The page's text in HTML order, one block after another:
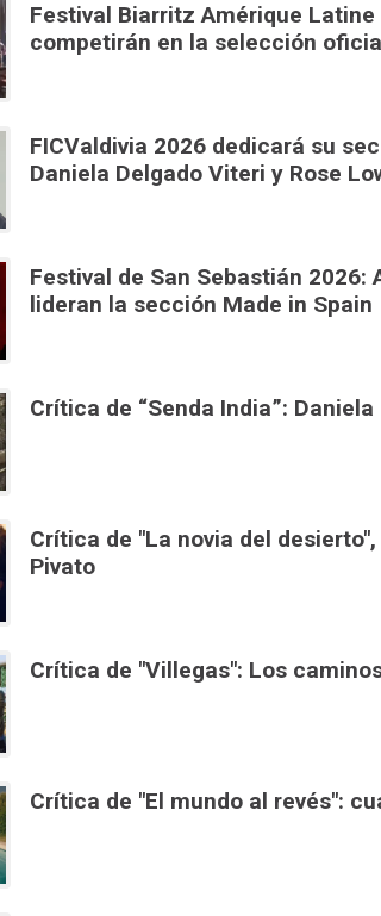
Festival Biarritz Amérique
competirán en la selección
FICValdivia 2026 dedicará su
Daniela Delgado Viteri y Rose
Festival de San Sebastián 2026:
lideran la sección Made in Spain
Crítica de “Senda India”:
Crítica de "La novia del
Pivato
Crítica de "Villegas": Los
Crítica de "El mundo al revés":